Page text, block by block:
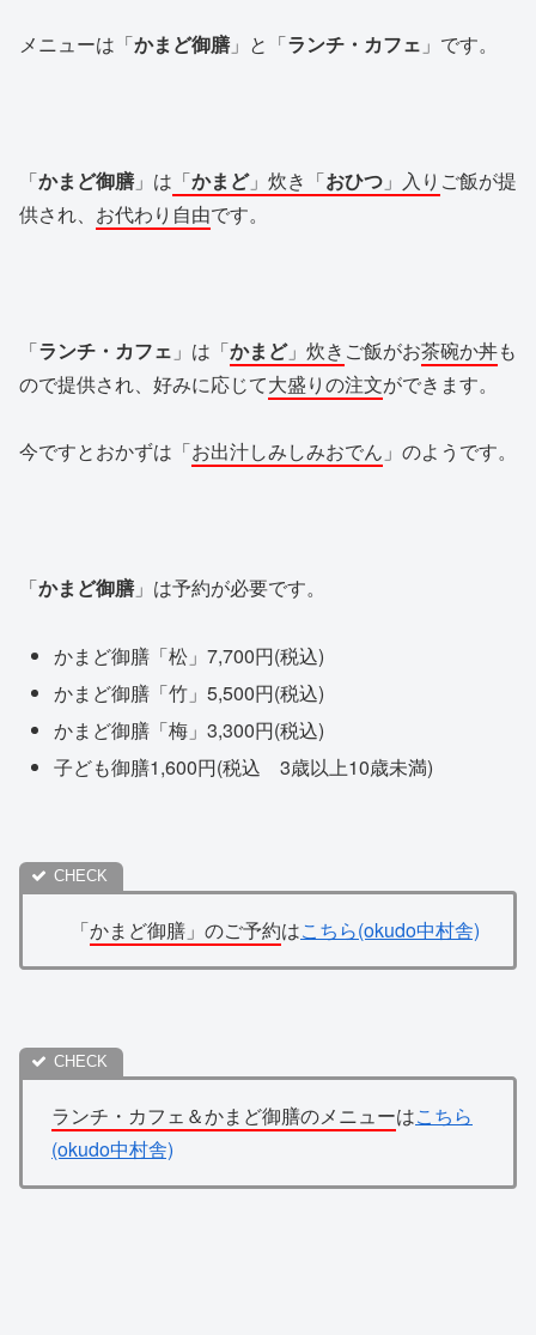
メニューは「かまど御膳」と「ランチ・カフェ 」です。
「かまど御膳」は 「かまど」炊き「おひつ 」入り ご飯が提
供され、 お代わり自由です。
「ランチ・カフェ 」は「かまど」炊き ご飯がお茶碗か丼も
ので提供され、好みに応じて大盛りの注文ができます。
今ですとおかずは「お出汁しみしみおでん 」のようです。
「かまど御膳」は予約が必要です。
かまど御膳「松」7,700円(税込)
かまど御膳「竹」5,500円(税込)
かまど御膳「梅」3,300円(税込)
子ども御膳1,600円(税込 3歳以上10歳未満)
「かまど御膳」のご予約はこちら(okudo中村舎)
ランチ・カフェ＆かまど御膳のメニューはこちら
(okudo中村舎)